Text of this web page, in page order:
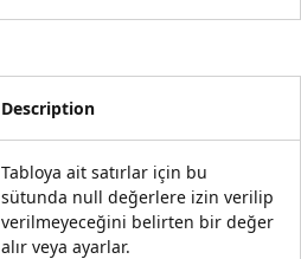
Description
Tabloya ait satırlar için bu
sütunda null değerlere izin verilip
verilmeyeceğini belirten bir değer
alır veya ayarlar.